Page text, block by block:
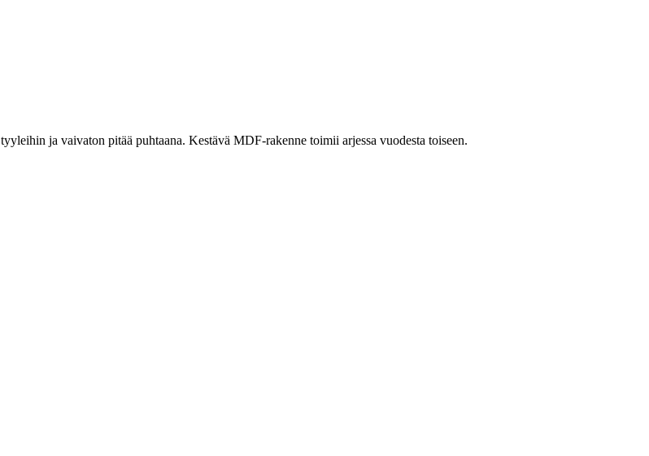
ja vaivaton pitää puhtaana. Kestävä MDF-rakenne toimii arjessa vuodesta toiseen.